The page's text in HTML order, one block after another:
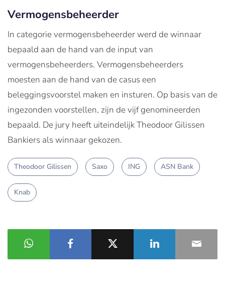
Vermogensbeheerder
In categorie vermogensbeheerder werd de winnaar
bepaald aan de hand van de input van
vermogensbeheerders. Vermogensbeheerders
moesten aan de hand van de casus een
beleggingsvoorstel maken en insturen. Op basis van de
ingezonden voorstellen, zijn de vijf genomineerden
bepaald. De jury heeft uiteindelijk Theodoor Gilissen
Bankiers als winnaar gekozen.
Theodoor Gilissen Saxo ING ASN Bank
Knab